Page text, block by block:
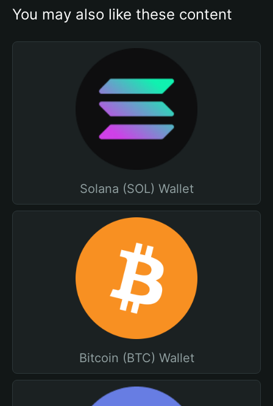
You may also like these content
Solana (SOL) Wallet
Bitcoin (BTC) Wallet